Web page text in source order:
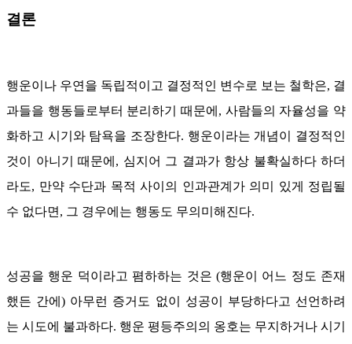
결론
행운이나 우연을 독립적이고 결정적인 변수로 보는 철학은, 결
과들을 행동들로부터 분리하기 때문에, 사람들의 자율성을 약
화하고 시기와 탐욕을 조장한다. 행운이라는 개념이 결정적인
것이 아니기 때문에, 심지어 그 결과가 항상 불확실하다 하더
라도, 만약 수단과 목적 사이의 인과관계가 의미 있게 정립될
수 없다면, 그 경우에는 행동도 무의미해진다.
성공을 행운 덕이라고 폄하하는 것은 (행운이 어느 정도 존재
했든 간에) 아무런 증거도 없이 성공이 부당하다고 선언하려
는 시도에 불과하다. 행운 평등주의의 옹호는 무지하거나 시기